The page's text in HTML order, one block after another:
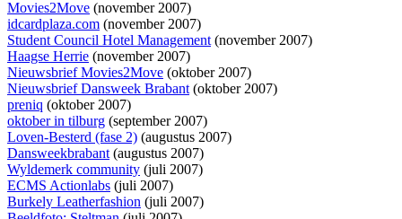
Movies2Move (november 2007)
idcardplaza.com (november 2007)
Student Council Hotel Management(november 2007)
Haagse Herrie (november 2007)
Nieuwsbrief Movies2Move (oktober 2007)
Nieuwsbrief Dansweek Brabant(oktober 2007)
preniq (oktober 2007)
oktober in tilburg (september 2007)
Loven-Besterd (fase 2) (augustus 2007)
Dansweekbrabant(augustus 2007)
Wyldemerk community (juli 2007)
ECMS Actionlabs (juli 2007)
Burkely Leatherfashion (juli 2007)